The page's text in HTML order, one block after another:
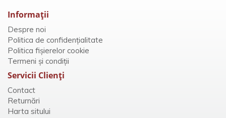
Informaţii
Despre noi
Politica de confidențialitate
Politica fișierelor cookie
Termeni și condiții
Servicii Clienţi
Contact
Returnări
Harta sitului